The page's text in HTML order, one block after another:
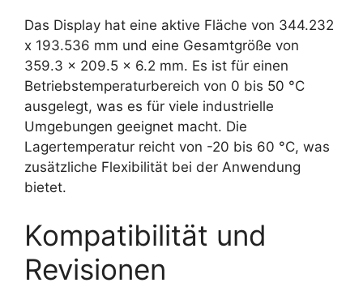
Das Display hat eine aktive Fläche von 344.232
x 193.536 mm und eine Gesamtgröße von
359.3 x 209.5 x 6.2 mm. Es ist für einen
Betriebstemperaturbereich von 0 bis 50 °C
ausgelegt, was es für viele industrielle
Umgebungen geeignet macht. Die
Lagertemperatur reicht von -20 bis 60 °C, was
zusätzliche Flexibilität bei der Anwendung
bietet.
Kompatibilität und
Revisionen